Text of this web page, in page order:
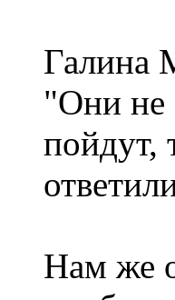
Галина
"Они не
пойдут,
Нам же